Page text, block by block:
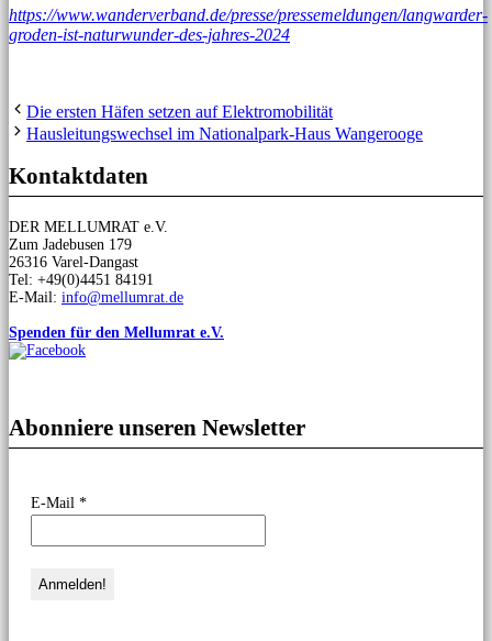
https://www.wanderverband.de/presse/pressemeldungen/langwarder-
groden-ist-naturwunder-des-jahres-2024
Die ersten Häfen setzen auf Elektromobilität
Hausleitungswechsel im Nationalpark-Haus Wangerooge
Kontaktdaten
DER MELLUMRAT e.V.
Zum Jadebusen 179
26316 Varel-Dangast
Tel: +49(0)4451 84191
E-Mail: info@mellumrat.de
Spenden für den Mellumrat e.V.
Abonniere unseren Newsletter
E-Mail *